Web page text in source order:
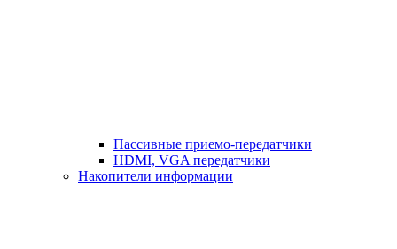
Пассивные приемо-передатчики
HDMI, VGA передатчики
Накопители информации